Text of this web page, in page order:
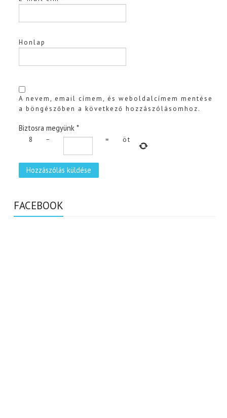
Honlap
A nevem, email címem, és weboldalcímem mentése
a böngészőben a következő hozzászólásomhoz.
Biztosra megyünk *
8 − = öt
FACEBOOK